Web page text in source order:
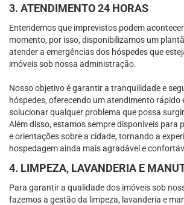
3. ATENDIMENTO 24 HORAS
Entendemos que imprevistos podem
momento, por isso, disponibilizamos um
atender a emergências dos hóspedes que
imóveis sob nossa administração.
Nosso objetivo é garantir a tranquilidade e
hóspedes, oferecendo um atendimento rápido
solucionar qualquer problema que possa
Além disso, estamos sempre disponíveis para
e orientações sobre a cidade, tornando a
hospedagem ainda mais agradável e
4. LIMPEZA, LAVANDERIA E
Para garantir a qualidade dos imóveis sob
fazemos a gestão da limpeza, lavanderia e